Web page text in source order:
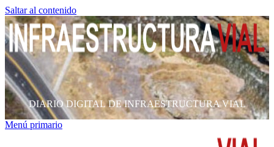
Saltar al contenido
DIARIO DIGITAL DE INFRAESTRUCTURA VIAL
Menú primario